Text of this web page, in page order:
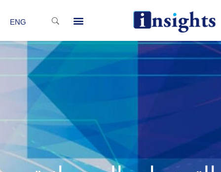
إلى
المحتوى
Menu
ENG